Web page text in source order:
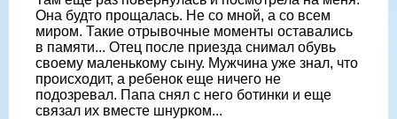
Она будто прощалась. Не со мной, а со всем
миром. Такие отрывочные моменты оставались
в памяти... Отец после приезда снимал обувь
своему маленькому сыну. Мужчина уже знал, что
происходит, а ребенок еще ничего не
подозревал. Папа снял с него ботинки и еще
связал их вместе шнурком...